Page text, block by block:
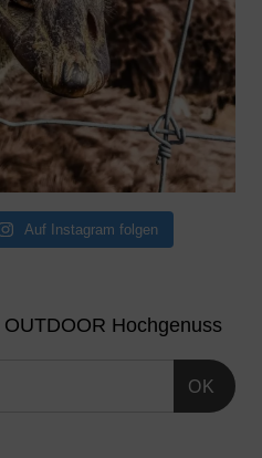
Auf Instagram folgen
Hochgenuss
OK